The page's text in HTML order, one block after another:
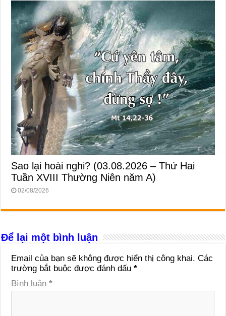
Sao lại hoài nghi? (03.08.2026 – Thứ Hai
Tuần XVIII Thường Niên năm A)
02/08/2026
Để lại một bình luận
Email của bạn sẽ không được hiển thị công khai. Các
trường bắt buộc được đánh dấu*
Bình luận*